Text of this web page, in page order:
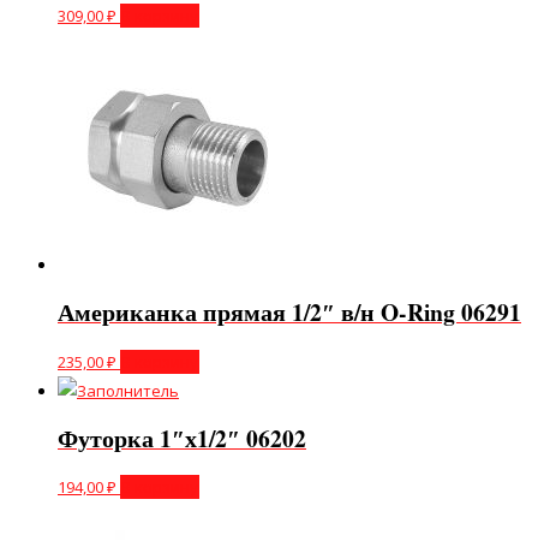
309,00₽
Американка прямая 1/2″ в/н O-Ring 06291
235,00₽
Футорка 1″х1/2″ 06202
194,00₽